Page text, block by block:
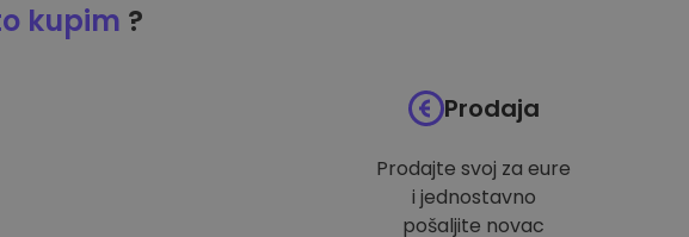
kupim ?
Prodaja
Prodajte svoj za eure
i jednostavno
pošaljite novac